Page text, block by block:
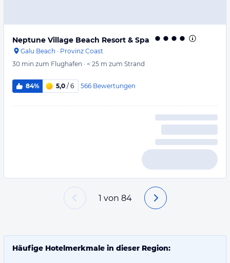
Neptune Village Beach Resort & Spa
Galu Beach · Provinz Coast
30 min zum Flughafen · < 25 m zum Strand
84% 5,0 / 6 566 Bewertungen
1 von 84
Häufige Hotelmerkmale in dieser Region: